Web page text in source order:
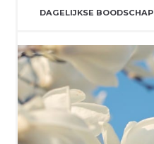
DAGELIJKSE BOODSCHAP